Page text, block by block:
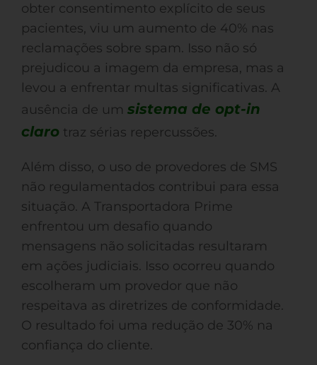
obter consentimento explícito de seus
pacientes, viu um aumento de 40% nas
reclamações sobre spam. Isso não só
prejudicou a imagem da empresa, mas a
levou a enfrentar multas significativas. A
ausência de um sistema de opt-in
claro traz sérias repercussões.
Além disso, o uso de provedores de SMS
não regulamentados contribui para essa
situação. A Transportadora Prime
enfrentou um desafio quando
mensagens não solicitadas resultaram
em ações judiciais. Isso ocorreu quando
escolheram um provedor que não
respeitava as diretrizes de conformidade.
O resultado foi uma redução de 30% na
confiança do cliente.